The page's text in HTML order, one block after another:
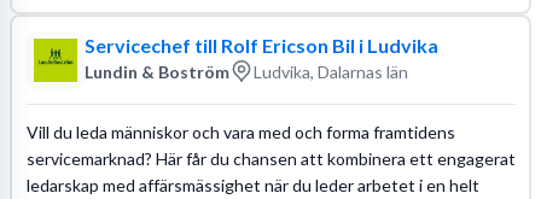
Servicechef till Rolf Ericson Bil i Ludvika
Lundin & Boström Ludvika, Dalarnas län
Vill du leda människor och vara med och forma framtidens
servicemarknad? Här får du chansen att kombinera ett engagerat
ledarskap med affärsmässighet när du leder arbetet i en helt